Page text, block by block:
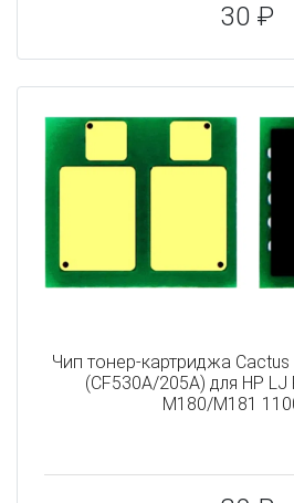
30 ₽
Чип тонер-картриджа Cactus
(CF530A/205A) для HP LJ
M180/M181